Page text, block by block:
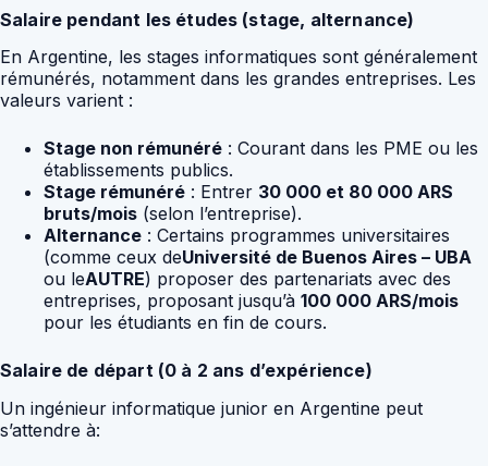
Salaire pendant les études (stage, alternance)
En Argentine, les stages informatiques sont généralement
rémunérés, notamment dans les grandes entreprises. Les
valeurs varient :
Stage non rémunéré : Courant dans les PME ou les
établissements publics.
Stage rémunéré : Entrer 30 000 et 80 000 ARS
bruts/mois (selon l’entreprise).
Alternance : Certains programmes universitaires
(comme ceux deUniversité de Buenos Aires – UBA
ou leAUTRE) proposer des partenariats avec des
entreprises, proposant jusqu’à 100 000 ARS/mois
pour les étudiants en fin de cours.
Salaire de départ (0 à 2 ans d’expérience)
Un ingénieur informatique junior en Argentine peut
s’attendre à: